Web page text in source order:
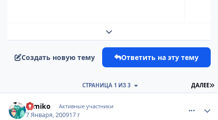
Развернуть обзор темы
Создать новую тему Ответить на эту тему
ДАЛЕЕ
СТРАНИЦА 1 ИЗ 3
Himiko Активные участники
7 Января, 200917 г